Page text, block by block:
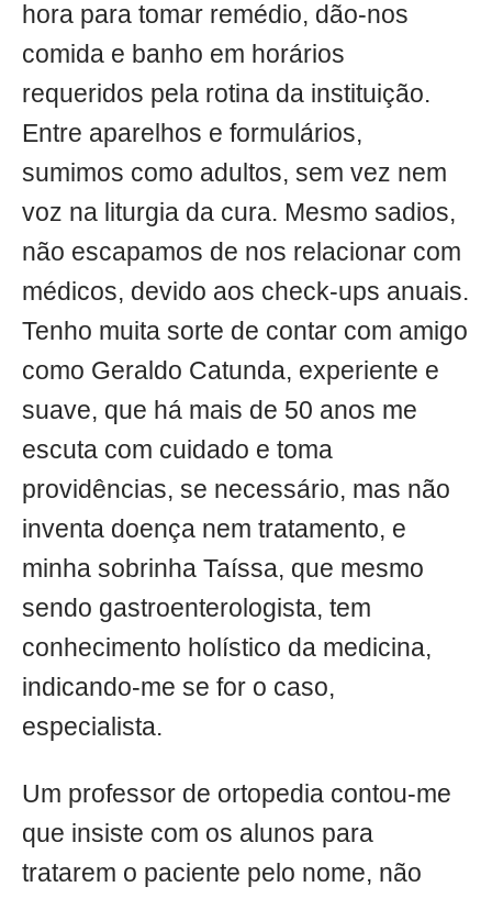
hora para tomar remédio, dão-nos
comida e banho em horários
requeridos pela rotina da instituição.
Entre aparelhos e formulários,
sumimos como adultos, sem vez nem
voz na liturgia da cura. Mesmo sadios,
não escapamos de nos relacionar com
médicos, devido aos check-ups anuais.
Tenho muita sorte de contar com amigo
como Geraldo Catunda, experiente e
suave, que há mais de 50 anos me
escuta com cuidado e toma
providências, se necessário, mas não
inventa doença nem tratamento, e
minha sobrinha Taíssa, que mesmo
sendo gastroenterologista, tem
conhecimento holístico da medicina,
indicando-me se for o caso,
especialista.
Um professor de ortopedia contou-me
que insiste com os alunos para
tratarem o paciente pelo nome, não